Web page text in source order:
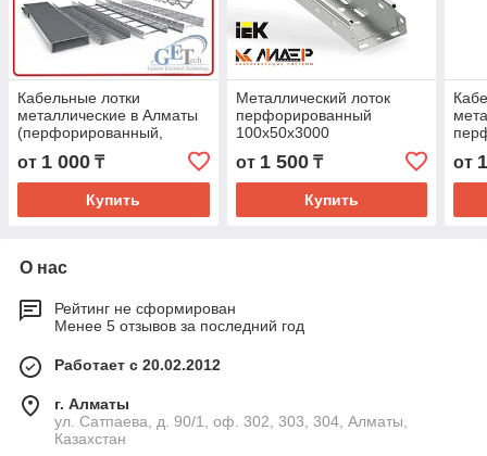
Кабельные лотки
металлические в Алматы
(перфорированный,
лестничный и
комплектующие)
от 1 000 ₸
Купить
Металлический лоток
перфорированный
100х50х3000
OSTEC, DKC, IEK, Лидер,
изготовление Казахстан
от 1 500₸
Купить
мм.
от
О нас
Рейтинг не сформирован
Менее 5 отзывов за последний год
Работает с 20.02.2012
г. Алматы
ул. Сатпаева, д. 90/1, оф. 302, 303, 304, Алматы,
Казахстан